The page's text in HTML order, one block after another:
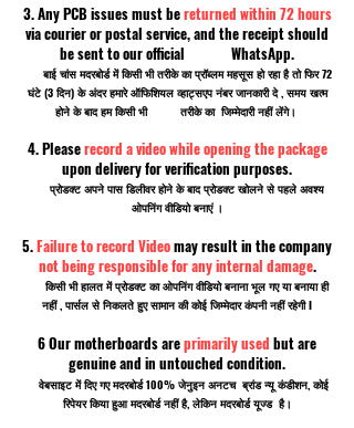
3. Any PCB issues must bereturned within 72 hours
via courier or postal service, and the receipt should
be sent to our official WhatsApp.
बाई चांस मदरबोर्ड में किसी भी तरीके का प्रॉब्लम महसूस हो रहा है तो फिर 72
घंटे (3 दिन) के अंदर हमारे ऑफिशियल व्हाट्सएप नंबर जानकारी दे , समय खत्म
होने के बाद हम किसी भी तरीके का जिम्मेदारी नहीं लेंगे।
4. Pleaserecord a video while opening the package
upon delivery for verification purposes.
प्रोडक्ट अपने पास डिलीवर होने के बाद प्रोडक्ट खोलने से पहले अवश्य
ओपनिंग वीडियो बनाएं ।
5.Failure to record Videomay result in the company
not being responsible for any internal damage.
किसी भी हालत में प्रोडक्ट का ओपनिंग वीडियो बनाना भूल गए या बनाया ही
नहीं , पार्सल से निकलते हुए सामान की कोई जिम्मेदार कंपनी नहीं रहेगी I
6 Our motherboards areprimarily used but are
genuine and in untouched condition.
वेबसाइट में दिए गए मदरबोर्ड 100% जेनुइन अनटच ब्रांड न्यू कंडीशन, कोई
रिपेयर किया हुआ मदरबोर्ड नहीं है, लेकिन मदरबोर्ड यूज्ड है।